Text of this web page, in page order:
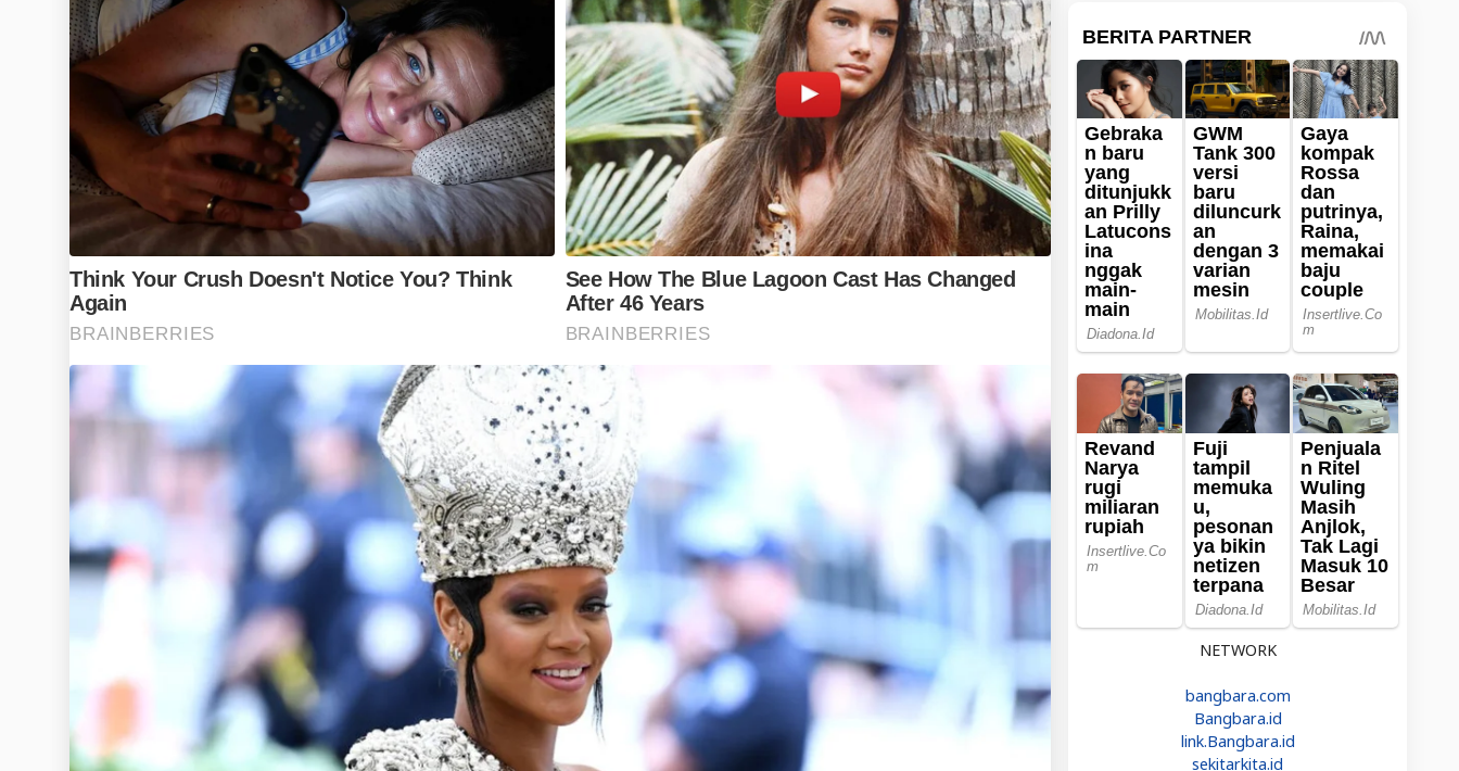
NETWORK
bangbara.com
Bangbara.id
link.Bangbara.id
sekitarkita.id